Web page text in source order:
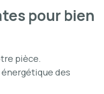
pour bien
pièce.
des